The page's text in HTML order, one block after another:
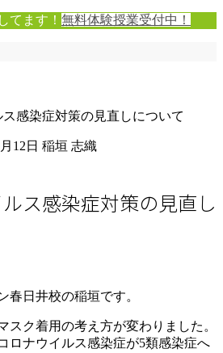
てます！ 無料体験授業受付中！
感染症対策の見直しについて
12日 稲垣 志織
ス感染症対策の見直し
春日井校の稲垣です。
スク着用の考え方が変わりました。
ロナウイルス感染症が5類感染症へ